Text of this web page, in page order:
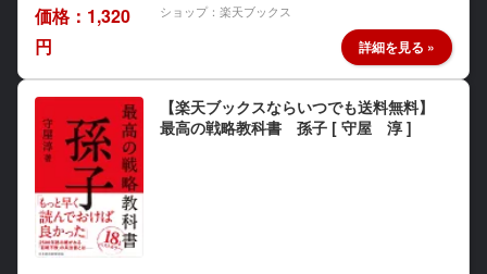
価格：1,320
円
ショップ：楽天ブックス
【楽天ブックスならいつでも送料無料】
最高の戦略教科書 孫子 [ 守屋 淳 ]